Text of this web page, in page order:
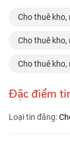
Cho thuê
Cho thuê
Cho thuê kho,
Đặc điểm
Loại tin đăng: